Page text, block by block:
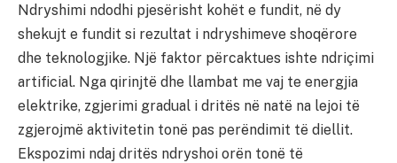
Ndryshimi ndodhi pjesërisht kohët e fundit, në dy
shekujt e fundit si rezultat i ndryshimeve shoqërore
dhe teknologjike. Një faktor përcaktues ishte ndriçimi
artificial. Nga qirinjtë dhe llambat me vaj te energjia
elektrike, zgjerimi gradual i dritës në natë na lejoi të
zgjerojmë aktivitetin tonë pas perëndimit të diellit.
Ekspozimi ndaj dritës ndryshoi orën tonë të